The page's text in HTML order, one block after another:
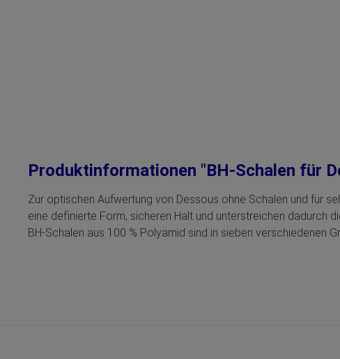
Produktinformationen "BH-Schalen für
Zur optischen Aufwertung von Dessous ohne Schalen und für
eine definierte Form, sicheren Halt und unterstreichen dadurch
BH‑Schalen aus 100 % Polyamid sind in sieben verschiedenen